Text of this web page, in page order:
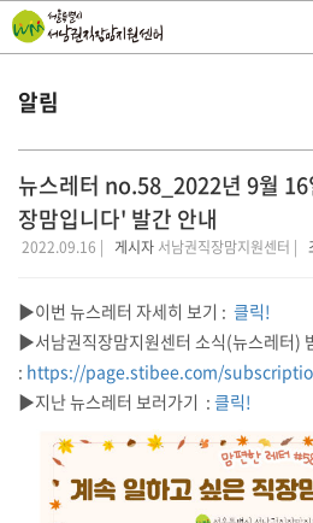
알림
뉴스레터 no.58_2022년 9월
장맘입니다' 발간 안내
2022.09.16 | 게시자 서남권직장맘지원센터 |
▶이번 뉴스레터 자세히 보기 : 클릭!
▶서남권직장맘지원센터 소식(뉴스레터)
: https://page.stibee.com/
▶지난 뉴스레터 보러가기 : 클릭!